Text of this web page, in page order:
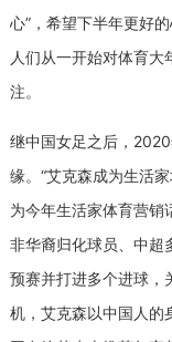
心”，希望下半年更好
人们从一开始对体育
注。
继中国女足之后，
缘。“艾克森成为生活
为今年生活家体育营销
非华裔归化球员、中超
预赛并打进多个进球，
机，艾克森以中国人的